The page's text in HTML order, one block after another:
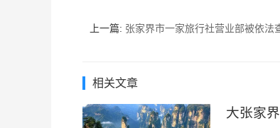
上一篇: 张家界市一家旅行社营业部被依法查封，涉嫌低价招
相关文章
大张家